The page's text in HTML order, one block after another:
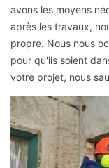
avons les moyens
après les travaux,
propre. Nous nous
pour qu'ils soient
votre projet, nous